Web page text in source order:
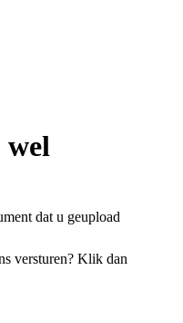
dat u geupload
versturen? Klik dan